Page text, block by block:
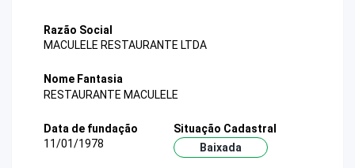
Razão Social
MACULELE RESTAURANTE LTDA
Nome Fantasia
RESTAURANTE MACULELE
Data de fundação
11/01/1978
Situação Cadastral
Baixada